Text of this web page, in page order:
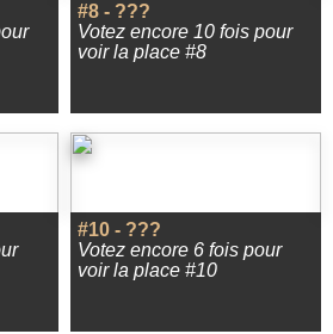
#8 - ???
Votez encore 10 fois pour
voir la place #8
#10 - ???
Votez encore 6 fois pour
voir la place #10